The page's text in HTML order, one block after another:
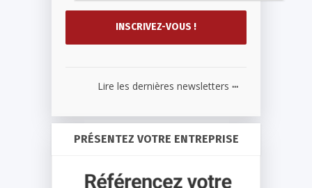
Lire les dernières newsletters ...
PRÉSENTEZ VOTRE ENTREPRISE